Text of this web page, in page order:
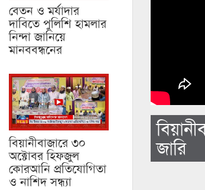
বেতন ও মর্যাদার
দাবিতে পুলিশি হামলার
নিন্দা জানিয়ে
মানববন্ধনের
বিয়ানীবাজারে ৩০
অক্টোবর হিফজুল
কোরআনি প্রতিযোগিতা
ও নাশিদ সন্ধ্যা
জারি